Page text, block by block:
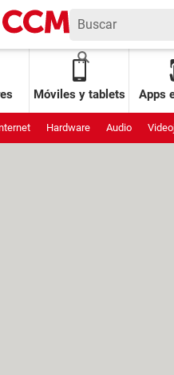
Móviles y tablets Apps
Hardware Audio